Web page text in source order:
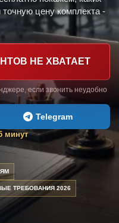
точную цену комплекта -
НЕ ХВАТАЕТ
если звонить неудобно
Telegram
минут
ТРЕБОВАНИЯ 2026